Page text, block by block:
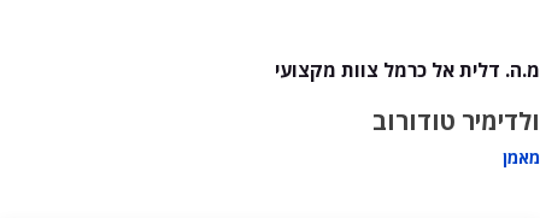
מ.ה. דלית אל כרמל צוות מקצועי
ולדימיר טודורוב
מאמן